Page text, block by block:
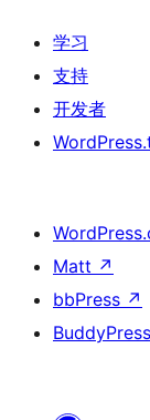
学习
支持
开发者
Matt ↗
bbPress ↗
BuddyPress